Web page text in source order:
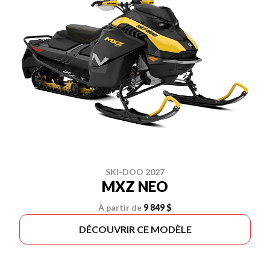
SKI-DOO 2027
MXZ NEO
À partir de 9 849 $
DÉCOUVRIR CE MODÈLE